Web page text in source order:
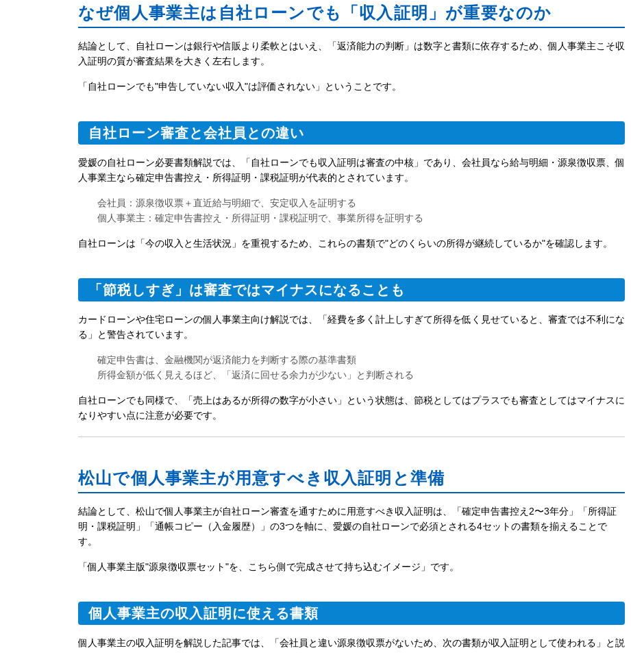
なぜ個人事業主は自社ローンでも「収入証明」が重要なのか
結論として、自社ローンは銀行や信販より柔軟とはいえ、「返済能力の判断」は数字と書類に依存するため、個人事業主こそ収
入証明の質が審査結果を大きく左右します。
「自社ローンでも"申告していない収入"は評価されない」ということです。
自社ローン審査と会社員との違い
愛媛の自社ローン必要書類解説では、「自社ローンでも収入証明は審査の中核」であり、会社員なら給与明細・源泉徴収票、個
人事業主なら確定申告書控え・所得証明・課税証明が代表的とされています。
会社員：源泉徴収票＋直近給与明細で、安定収入を証明する
個人事業主：確定申告書控え・所得証明・課税証明で、事業所得を証明する
自社ローンは「今の収入と生活状況」を重視するため、これらの書類で"どのくらいの所得が継続しているか"を確認します。
「節税しすぎ」は審査ではマイナスになることも
カードローンや住宅ローンの個人事業主向け解説では、「経費を多く計上しすぎて所得を低く見せていると、審査では不利にな
る」と警告されています。
確定申告書は、金融機関が返済能力を判断する際の基準書類
所得金額が低く見えるほど、「返済に回せる余力が少ない」と判断される
自社ローンでも同様で、「売上はあるが所得の数字が小さい」という状態は、節税としてはプラスでも審査としてはマイナスに
なりやすい点に注意が必要です。
松山で個人事業主が用意すべき収入証明と準備
結論として、松山で個人事業主が自社ローン審査を通すために用意すべき収入証明は、「確定申告書控え2〜3年分」「所得証
明・課税証明」「通帳コピー（入金履歴）」の3つを軸に、愛媛の自社ローンで必須とされる4セットの書類を揃えることで
す。
「個人事業主版"源泉徴収票セット"を、こちら側で完成させて持ち込むイメージ」です。
個人事業主の収入証明に使える書類
個人事業主の収入証明を解説した記事では、「会社員と違い源泉徴収票がないため、次の書類が収入証明として使われる」と説